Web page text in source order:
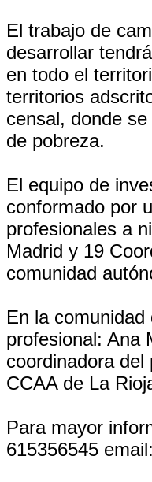
El trabajo de
desarrollar
en todo el
territorios
censal, donde
de pobreza.
El equipo de
conformado por
profesionales a
Madrid y 19
comunidad
En la
profesional: Ana
coordinadora
CCAA de La
Para mayor
615356545